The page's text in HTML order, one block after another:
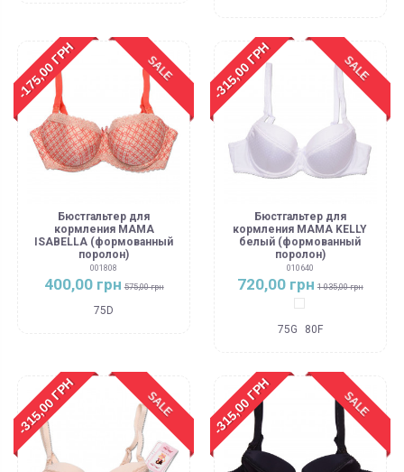
SALE
-175,00 ГРН
Бюстгальтер для
кормления MAMA
ISABELLA (формованный
поролон)
001808
400,00 грн 575,00 грн
75D
SALE
-315,00 ГРН
Бюстгальтер для
кормления MAMA KELLY
белый (формованный
поролон)
010640
720,00 грн 1 035,00 грн
Белый
75G
80F
SALE
-315,00 ГРН SALE
-315,00 ГРН